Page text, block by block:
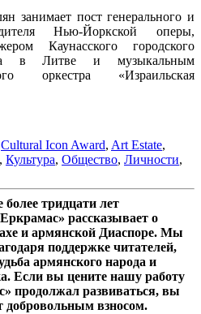
занимает пост генерального и
Нью-Йоркской оперы,
Каунасского городского
в Литве и музыкальным
оркестра «Израильская
Cultural Icon Award, Art Estate,
, Культура, Общество, Личности,
тридцати лет
рассказывает о
и армянской Диаспоре. Мы
поддержке читателей,
армянского народа и
Если вы цените нашу работу
продолжал развиваться, вы
добровольным взносом.